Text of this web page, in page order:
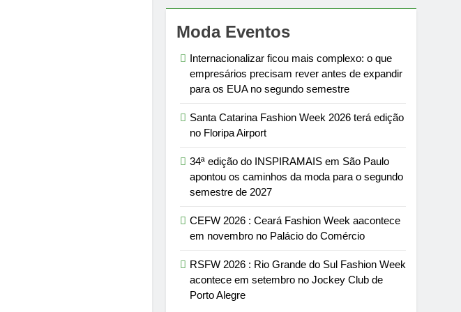
Moda Eventos
Internacionalizar ficou mais complexo: o que
empresários precisam rever antes de expandir
para os EUA no segundo semestre
Santa Catarina Fashion Week 2026 terá edição
no Floripa Airport
34ª edição do INSPIRAMAIS em São Paulo
apontou os caminhos da moda para o segundo
semestre de 2027
CEFW 2026 : Ceará Fashion Week aacontece
em novembro no Palácio do Comércio
RSFW 2026 : Rio Grande do Sul Fashion Week
acontece em setembro no Jockey Club de
Porto Alegre